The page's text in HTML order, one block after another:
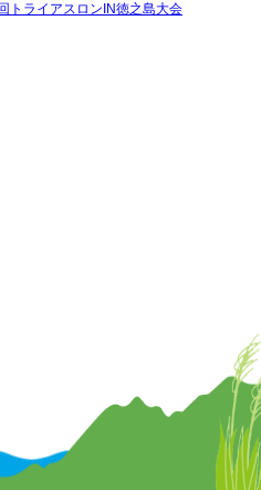
ライアスロンIN徳之島大会